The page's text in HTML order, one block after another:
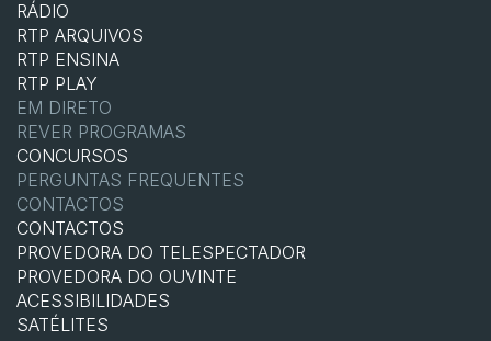
RÁDIO
RTP ARQUIVOS
RTP ENSINA
RTP PLAY
EM DIRETO
REVER PROGRAMAS
CONCURSOS
PERGUNTAS FREQUENTES
CONTACTOS
CONTACTOS
PROVEDORA DO TELESPECTADOR
PROVEDORA DO OUVINTE
ACESSIBILIDADES
SATÉLITES